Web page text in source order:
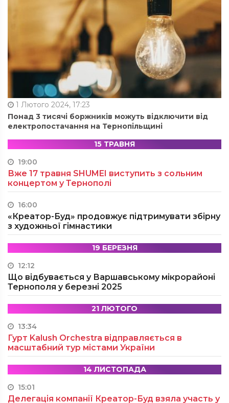
1 Лютого 2024, 17:23
Понад 3 тисячі боржників можуть відключити від
електропостачання на Тернопільщині
15 ТРАВНЯ
19:00
Вже 17 травня SHUMEI виступить з сольним
концертом у Тернополі
16:00
«Креатор-Буд» продовжує підтримувати збірну
з художньої гімнастики
19 БЕРЕЗНЯ
12:12
Що відбувається у Варшавському мікрорайоні
Тернополя у березні 2025
21 ЛЮТОГО
13:34
Гурт Kalush Orchestra відправляється в
масштабний тур містами України
14 ЛИСТОПАДА
15:01
Делегація компанії Креатор-Буд взяла участь у